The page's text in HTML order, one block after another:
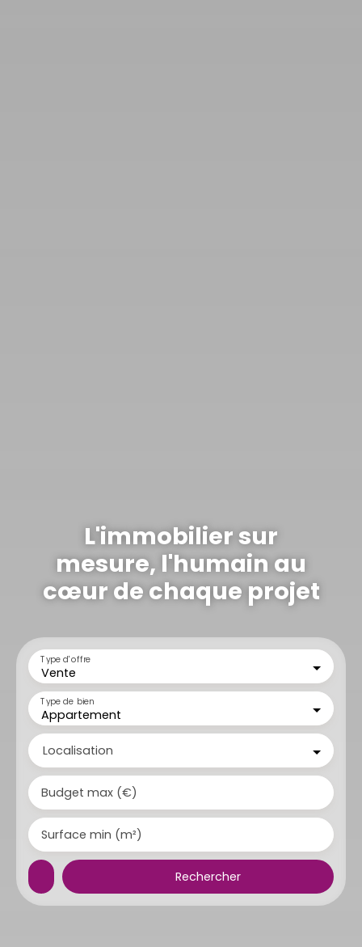
L'immobilier sur
mesure, l'humain au
cœur de chaque projet
Vente
Type d'offre
Appartement
Type de bien
Localisation
Budget max (€)
Surface min (m²)
Rechercher